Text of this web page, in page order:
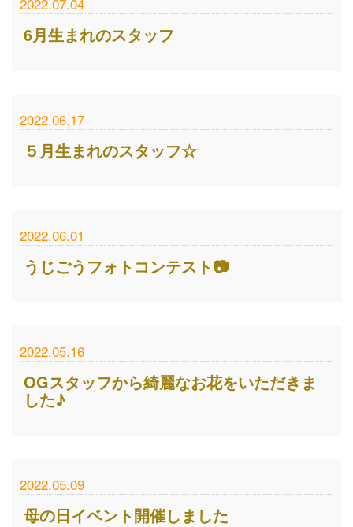
6月生まれのスタッフ
2022.06.17
５月生まれのスタッフ☆
2022.06.01
うじごうフォトコンテスト📷
2022.05.16
OGスタッフから綺麗なお花をいただきま
した♪
2022.05.09
母の日イベント開催しました